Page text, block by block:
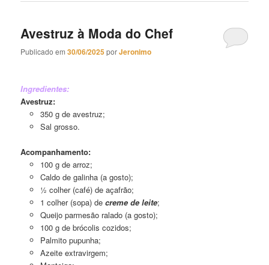
Avestruz à Moda do Chef
Publicado em30/06/2025porJeronimo
Ingredientes:
Avestruz:
350 g de avestruz;
Sal grosso.
Acompanhamento:
100 g de arroz;
Caldo de galinha (a gosto);
½ colher (café) de açafrão;
1 colher (sopa) de creme de leite;
Queijo parmesão ralado (a gosto);
100 g de brócolis cozidos;
Palmito pupunha;
Azeite extravirgem;